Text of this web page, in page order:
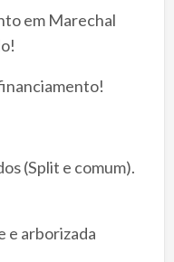
em Marechal
(Split e comum).
e arborizada